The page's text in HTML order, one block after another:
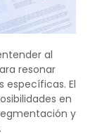
al
resonar
específicas. El
en
y